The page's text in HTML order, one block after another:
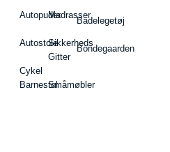
Autopuder
Autostole
Cykel
Barnestol
Madrasser
Sikkerheds
Gitter
Småmøbler
Badelegetøj
Bondegaarden